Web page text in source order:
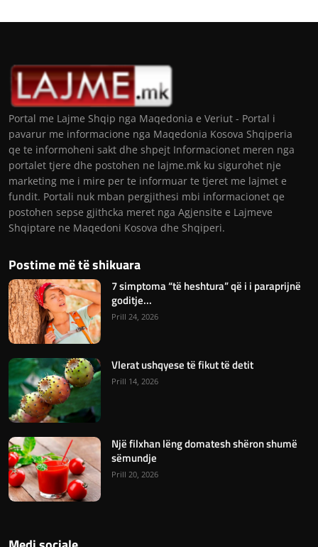
Portal me Lajme Shqip nga Maqedonia e Veriut - Portal i
pavarur me informacione nga Maqedonia Kosova Shqiperia
qe te informoheni sakt dhe shpejt Informacionet meren nga
portalet tjere dhe postohen ne lajme.mk ku sigurohet nje
marketing me i mire per te informuar te tjeret me lajmet e
fundit. Portali nuk mban pergjithesi mbi informacionet qe
postohen sepse gjithcka meret nga Agjensite e Lajmeve
Shqiptare ne Maqedoni Kosova dhe Shqiperi.
Postime më të shikuara
7 simptoma “të heshtura” që i i paraprijnë
goditje...
Prill 24, 2026
Vlerat ushqyese të fikut të detit
Prill 14, 2026
Një filxhan lëng domatesh shëron shumë
sëmundje
Prill 20, 2026